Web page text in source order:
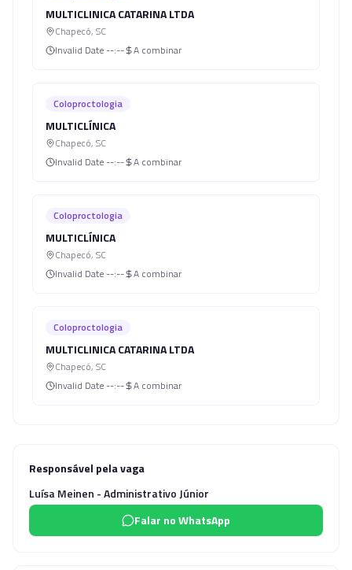
MULTICLINICA CATARINA LTDA
Chapecó, SC
Invalid Date --:-- A combinar
Coloproctologia
MULTICLÍNICA
Chapecó, SC
Invalid Date --:-- A combinar
Coloproctologia
MULTICLÍNICA
Chapecó, SC
Invalid Date --:-- A combinar
Coloproctologia
MULTICLINICA CATARINA LTDA
Chapecó, SC
Invalid Date --:-- A combinar
Responsável pela vaga
Luísa Meinen - Administrativo Júnior
Falar no WhatsApp